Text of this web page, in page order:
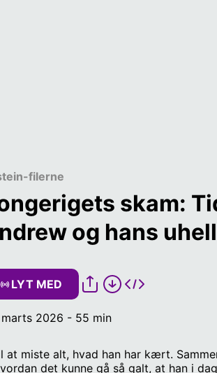
filerne
skam:
og hans
LYT MED
marts 2026 - 55 min
miste alt, hvad han har kært.
det kunne gå så galt, at han i